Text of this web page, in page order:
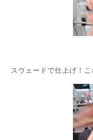
スウェードで仕上げ！